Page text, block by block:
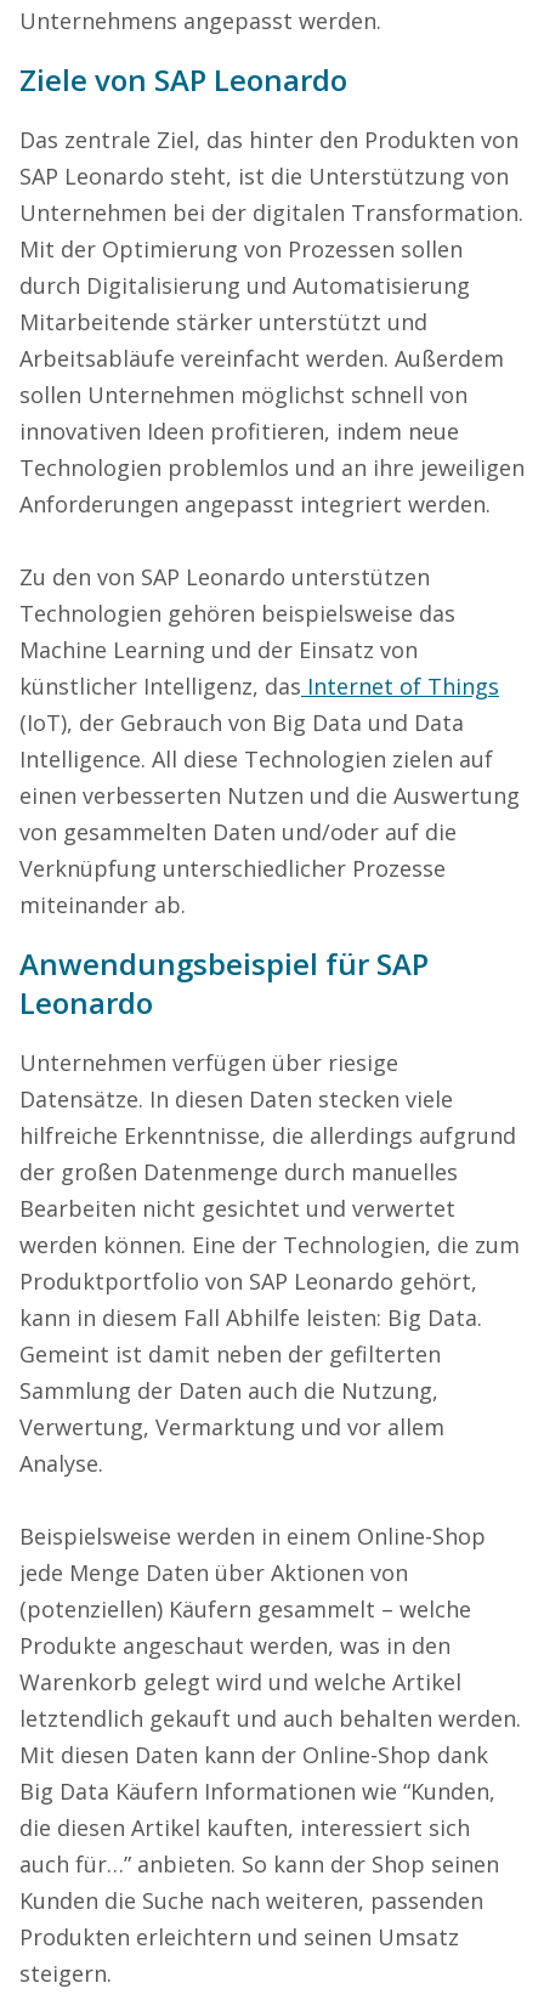
Unternehmens angepasst werden.
Ziele von SAP Leonardo
Das zentrale Ziel, das hinter den Produkten von
SAP Leonardo steht, ist die Unterstützung von
Unternehmen bei der digitalen Transformation.
Mit der Optimierung von Prozessen sollen
durch Digitalisierung und Automatisierung
Mitarbeitende stärker unterstützt und
Arbeitsabläufe vereinfacht werden. Außerdem
sollen Unternehmen möglichst schnell von
innovativen Ideen profitieren, indem neue
Technologien problemlos und an ihre jeweiligen
Anforderungen angepasst integriert werden.
Zu den von SAP Leonardo unterstützen
Technologien gehören beispielsweise das
Machine Learning und der Einsatz von
künstlicher Intelligenz, das Internet of Things
(IoT), der Gebrauch von Big Data und Data
Intelligence. All diese Technologien zielen auf
einen verbesserten Nutzen und die Auswertung
von gesammelten Daten und/oder auf die
Verknüpfung unterschiedlicher Prozesse
miteinander ab.
Anwendungsbeispiel für SAP
Leonardo
Unternehmen verfügen über riesige
Datensätze. In diesen Daten stecken viele
hilfreiche Erkenntnisse, die allerdings aufgrund
der großen Datenmenge durch manuelles
Bearbeiten nicht gesichtet und verwertet
werden können. Eine der Technologien, die zum
Produktportfolio von SAP Leonardo gehört,
kann in diesem Fall Abhilfe leisten: Big Data.
Gemeint ist damit neben der gefilterten
Sammlung der Daten auch die Nutzung,
Verwertung, Vermarktung und vor allem
Analyse.
Beispielsweise werden in einem Online-Shop
jede Menge Daten über Aktionen von
(potenziellen) Käufern gesammelt – welche
Produkte angeschaut werden, was in den
Warenkorb gelegt wird und welche Artikel
letztendlich gekauft und auch behalten werden.
Mit diesen Daten kann der Online-Shop dank
Big Data Käufern Informationen wie “Kunden,
die diesen Artikel kauften, interessiert sich
auch für…” anbieten. So kann der Shop seinen
Kunden die Suche nach weiteren, passenden
Produkten erleichtern und seinen Umsatz
steigern.